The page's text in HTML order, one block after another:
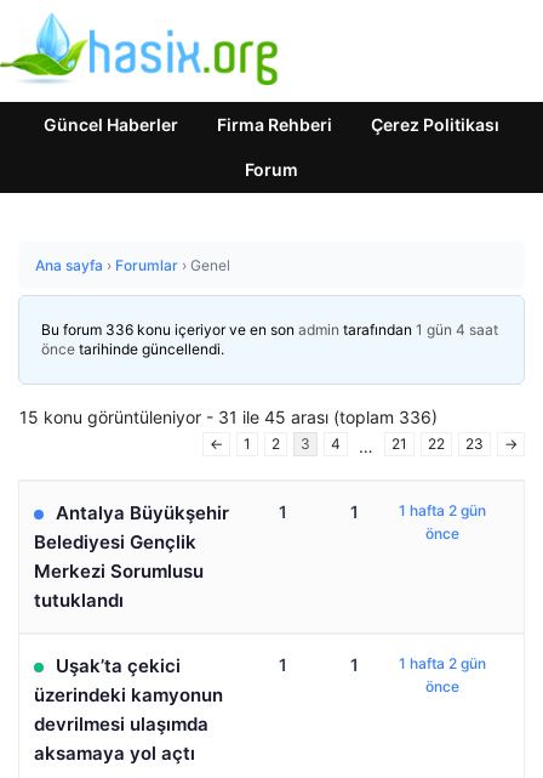
Güncel Haberler Firma Rehberi Çerez Politikası
Forum
Ana sayfa › Forumlar › Genel
Bu forum 336 konu içeriyor ve en son admin tarafından 1 gün 4 saat
önce tarihinde güncellendi.
15 konu görüntüleniyor - 31 ile 45 arası (toplam 336)
← 1 2 3 4 … 21 22 23 →
Antalya Büyükşehir
Belediyesi Gençlik
Merkezi Sorumlusu
tutuklandı
1 1
1 hafta 2 gün
önce
Uşak’ta çekici
üzerindeki kamyonun
devrilmesi ulaşımda
aksamaya yol açtı
1 1
1 hafta 2 gün
önce